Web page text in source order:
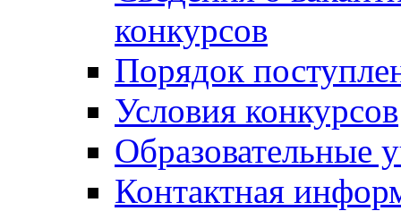
конкурсов
Порядок
Условия конкурсов
Образовательные
Контактная